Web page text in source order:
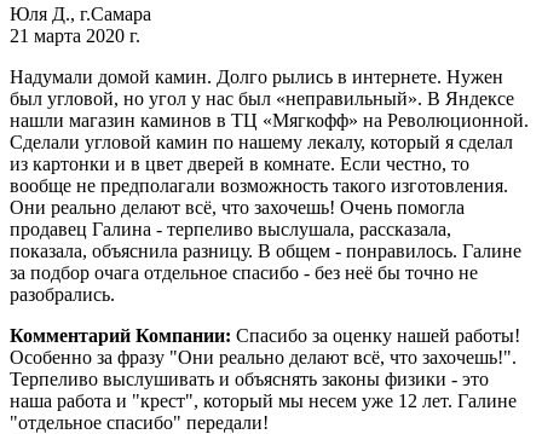
Юля Д., г.Самара
21 марта 2020 г.
Надумали домой камин. Долго рылись в интернете. Нужен
был угловой, но угол у нас был «неправильный». В Яндексе
нашли магазин каминов в ТЦ «Мягкофф» на Революционной.
Сделали угловой камин по нашему лекалу, который я сделал
из картонки и в цвет дверей в комнате. Если честно, то
вообще не предполагали возможность такого изготовления.
Они реально делают всё, что захочешь! Очень помогла
продавец Галина - терпеливо выслушала, рассказала,
показала, объяснила разницу. В общем - понравилось. Галине
за подбор очага отдельное спасибо - без неё бы точно не
разобрались.
Комментарий Компании: Спасибо за оценку нашей работы!
Особенно за фразу "Они реально делают всё, что захочешь!".
Терпеливо выслушивать и объяснять законы физики - это
наша работа и "крест", который мы несем уже 12 лет. Галине
"отдельное спасибо" передали!